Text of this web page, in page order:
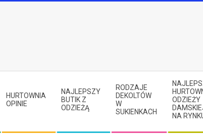
HURTOWNIA
OPINIE
NAJLEPSZY
BUTIK Z
ODZIEŻĄ
RODZAJE
DEKOLTÓW
W
SUKIENKACH
ODZIEŻY
NA